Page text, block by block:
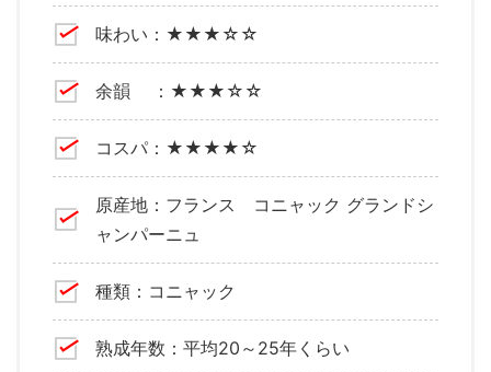
味わい：★★★☆☆
余韻 ：★★★☆☆
コスパ：★★★★☆
原産地：フランス コニャック グランドシ
ャンパーニュ
種類：コニャック
熟成年数：平均20～25年くらい